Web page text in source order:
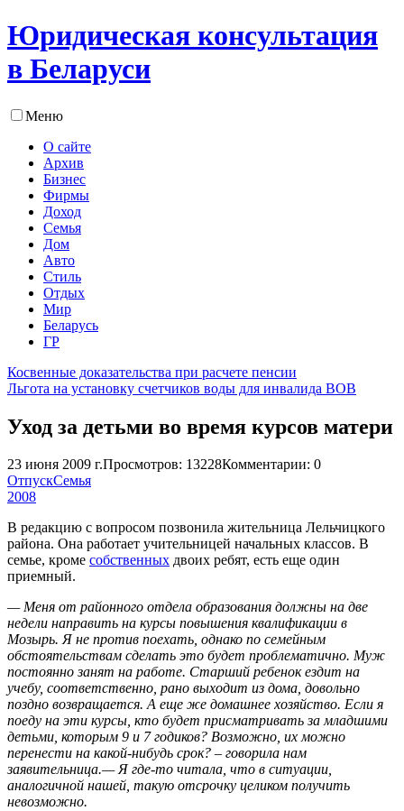
Юридическая консультация
в Беларуси
Меню
О сайте
Архив
Бизнес
Фирмы
Доход
Семья
Дом
Авто
Стиль
Отдых
Мир
Беларусь
ГР
Косвенные доказательства при расчете пенсии
Льгота на установку счетчиков воды для инвалида ВОВ
Уход за детьми во время курсов матери
23 июня 2009 г.Просмотров: 13228Комментарии: 0
ОтпускСемья
2008
В редакцию с вопросом позвонила жительница Лельчицкого
района. Она работает учительницей начальных классов. В
семье, кроме собственных двоих ребят, есть еще один
приемный.
— Меня от районного отдела образования должны на две
недели направить на курсы повышения квалификации в
Мозырь. Я не против поехать, однако по семейным
обстоятельствам сделать это будет проблематично. Муж
постоянно занят на работе. Старший ребенок ездит на
учебу, соответственно, рано выходит из дома, довольно
поздно возвращается. А еще же домашнее хозяйство. Если я
поеду на эти курсы, кто будет присматривать за младшими
детьми, которым 9 и 7 годиков? Возможно, их можно
перенести на какой-нибудь срок? – говорила нам
заявительница.— Я где-то читала, что в ситуации,
аналогичной нашей, такую отсрочку целиком получить
невозможно.